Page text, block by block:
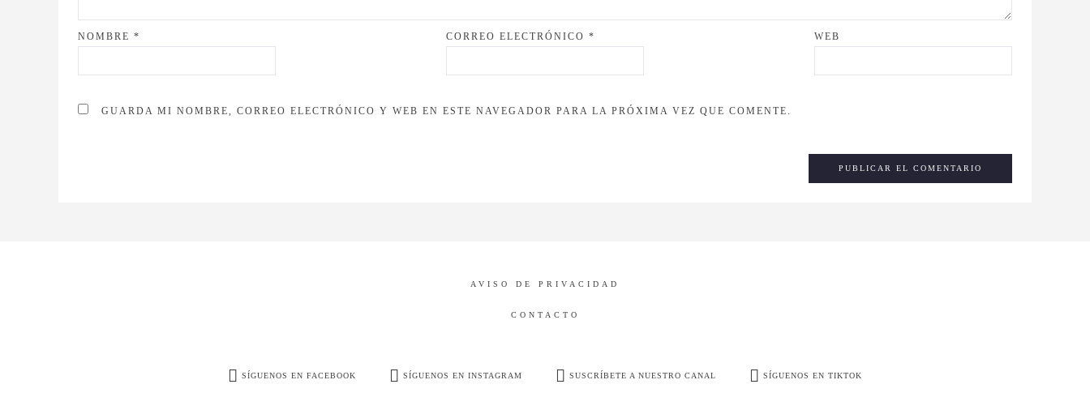
NOMBRE * CORREO ELECTRÓNICO * WEB
GUARDA MI NOMBRE, CORREO ELECTRÓNICO Y WEB EN ESTE NAVEGADOR PARA LA PRÓXIMA VEZ QUE COMENTE.
AVISO DE PRIVACIDAD
CONTACTO
SÍGUENOS EN FACEBOOK SÍGUENOS EN INSTAGRAM SUSCRÍBETE A NUESTRO CANAL SÍGUENOS EN TIKTOK